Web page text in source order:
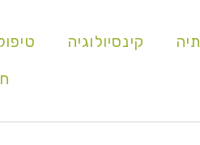
קינסיולוגיה